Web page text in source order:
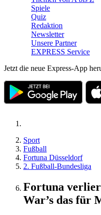
Spiele
Quiz
Redaktion
Newsletter
Unsere Partner
EXPRESS Service
Jetzt die neue Express-App
Sport
Fußball
Fortuna Düsseldorf
2. Fußball-Bundesliga
Fortuna
War’s das für